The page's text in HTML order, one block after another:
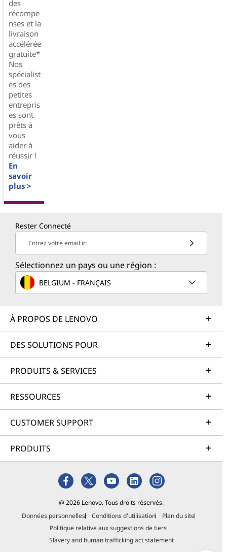
des
récompe
nses et la
livraison
accélérée
gratuite*
Nos
spécialist
es des
petites
entrepris
es sont
prêts à
vous
aider à
réussir !
En
savoir
plus >
Rester Connecté
Entrez votre email ici
Sélectionnez un pays ou une région :
BELGIUM - FRANÇAIS
À PROPOS DE LENOVO
DES SOLUTIONS POUR
PRODUITS & SERVICES
RESSOURCES
CUSTOMER SUPPORT
PRODUITS
@ 2026 Lenovo. Tous droits réservés.
Données personnelles
Conditions d'utilisation
Plan du site
Politique relative aux suggestions de tiers
Slavery and human trafficking act statement